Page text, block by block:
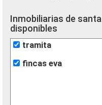
Inmobiliarias de
disponibles
tramita
fincas eva